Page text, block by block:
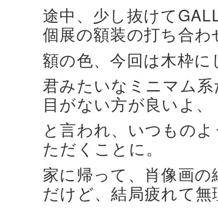
途中、少し抜けて
個展の額装の打ち合わ
額の色、今回は木枠
君みたいなミニマム
目がない方が良いよ、
と言われ、いつもの
ただくことに。
家に帰って、肖像画
だけど、結局疲れて